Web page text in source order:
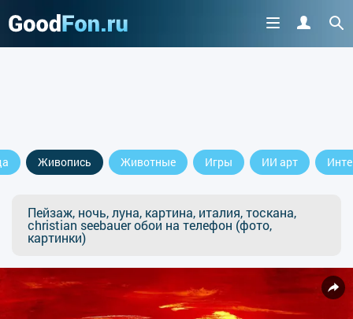
Живопись Животные Игры ИИ арт
Пейзаж, ночь, луна, картина, италия, тоскана,
christian seebauer обои на телефон (фото,
картинки)